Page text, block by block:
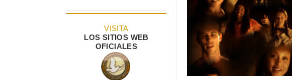
VISITA
LOS SITIOS WEB
OFICIALES